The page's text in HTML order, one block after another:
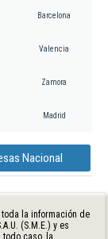
Barcelona
Valencia
Zamora
Madrid
Nacional
la información de
(S.M.E.) y es
todo caso, la